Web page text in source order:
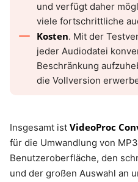
und verfügt daher
viele fortschrittliche
Kosten. Mit der
jeder Audiodatei
Beschränkung
die Vollversion
Insgesamt ist VideoProc
für die Umwandlung von
Benutzeroberfläche, den
und der großen Auswahl an